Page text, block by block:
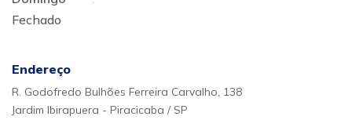
Fechado
Endereço
R. Godofredo Bulhões Ferreira Carvalho, 138
Jardim Ibirapuera - Piracicaba / SP